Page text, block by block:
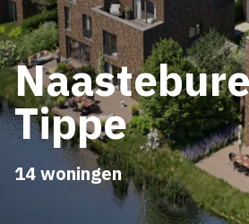
Tippe
14 woningen